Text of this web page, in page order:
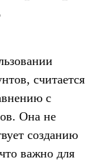
считается
с
Она не
созданию
важно для